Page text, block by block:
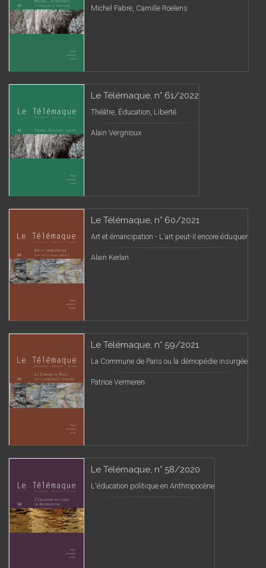
Michel Fabre, Camille Roelens
Le Télémaque, n° 61/2022
Théâtre, Éducation, Liberté
Alain Vergnioux
Le Télémaque, n° 60/2021
Art et émancipation - L'art peut-il encore éduquer
Alain Kerlan
Le Télémaque, n° 59/2021
La Commune de Paris ou la démopédie insurgée
Patrice Vermeren
Le Télémaque, n° 58/2020
L'éducation politique en Anthropocène